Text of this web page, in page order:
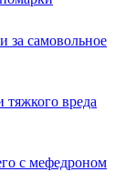
за самовольное
вреда
с мефедроном